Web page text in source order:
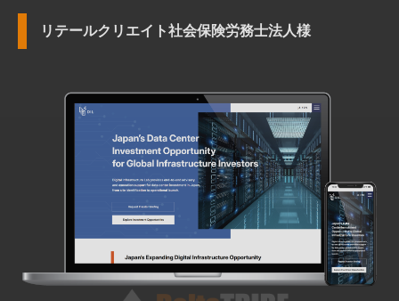
リテールクリエイト社会保険労務士法人様